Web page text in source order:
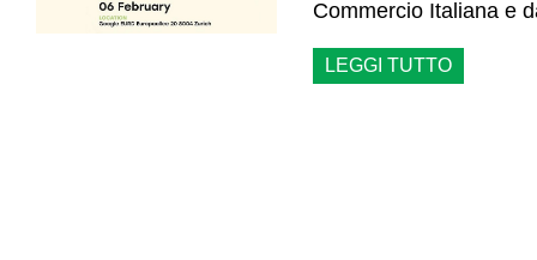
Commercio Italiana e
LEGGI TUTTO